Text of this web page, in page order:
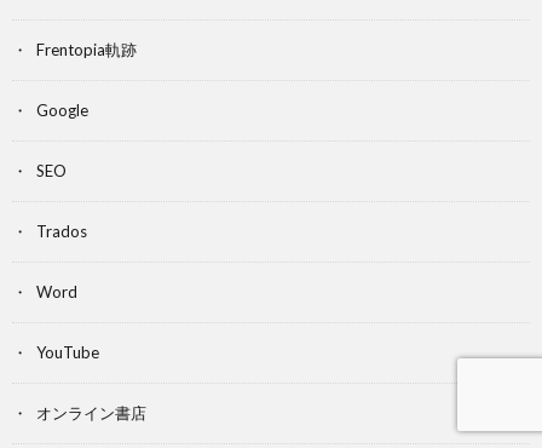
Frentopia軌跡
Google
SEO
Trados
Word
YouTube
オンライン書店